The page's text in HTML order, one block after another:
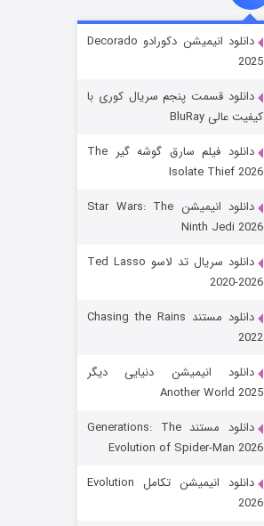
قسمت ۶ (زیرنویس)
رویایی برای تو
قسمت
دانلود انیمیشن دکورادو Decorado
2025
دانلود قسمت پنجم سریال کوری با
کیفیت عالی BluRay
دانلود فیلم سارق گوشه گیر The
Isolate Thief 2026
دانلود انیمیشن Star Wars: The
Ninth Jedi 2026
دانلود سریال تد لاسو Ted Lasso
2020-2026
دانلود مستند Chasing the Rains
2022
دانلود انیمیشن دنیایی دیگر
Another World 2025
دانلود مستند Generations: The
Evolution of Spider-Man 2026
دانلود انیمیشن تکامل Evolution
2026